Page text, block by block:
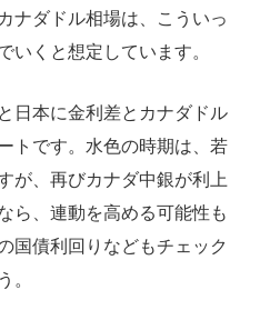
ナダドル相場は、こういっ
いくと想定しています。
日本に金利差とカナダドル
トです。水色の時期は、若
が、再びカナダ中銀が利上
ら、連動を高める可能性も
国債利回りなどもチェック
う。